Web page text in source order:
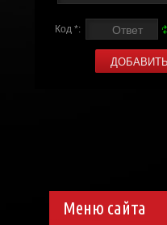
Код *:
Меню сайта